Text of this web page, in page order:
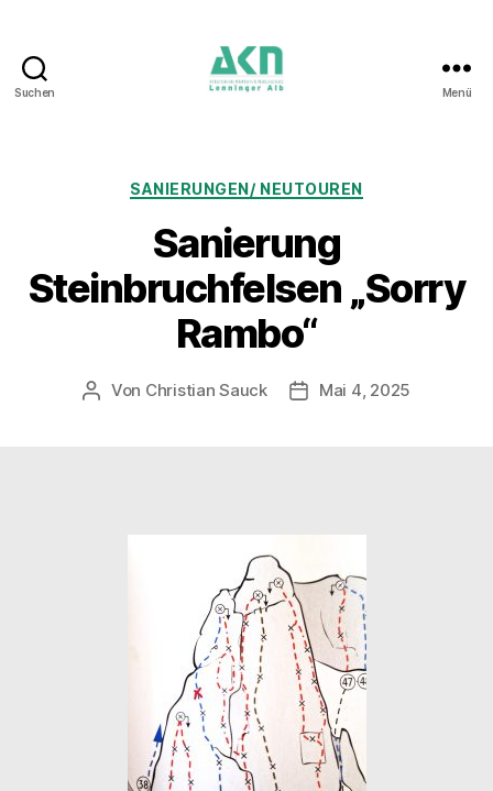
Suchen Menü
Kategorien
SANIERUNGEN/ NEUTOUREN
Sanierung
Steinbruchfelsen „Sorry
Rambo“
Beitragsautor
Von Christian Sauck Beitragsdatum
Mai 4, 2025